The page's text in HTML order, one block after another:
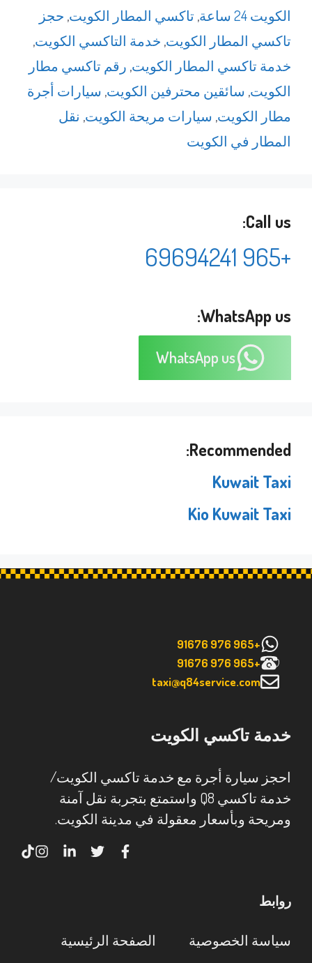
الكويت 24 ساعة
, تاكسي المطار الكويت, حجز
تاكسي المطار الكويت, خدمة التاكسي الكويت,
خدمة تاكسي المطار الكويت, رقم تاكسي مطار
الكويت, سائقين محترفين الكويت, سيارات أجرة
مطار الكويت, سيارات مريحة الكويت, نقل
المطار في الكويت
Call us:
+965 69694241
WhatsApp us:
WhatsApp us
Recommended:
Kuwait Taxi
Kio Kuwait Taxi
+965 976 91676
+965 976 91676
taxi@q84service.com
خدمة تاكسي الكويت
احجز سيارة أجرة مع خدمة تاكسي الكويت/
خدمة تاكسي Q8 واستمتع بتجربة نقل آمنة
ومريحة وبأسعار معقولة في مدينة الكويت.
روابط
سياسة الخصوصية
الصفحة الرئيسية